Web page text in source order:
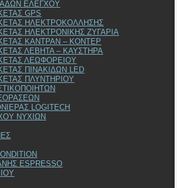
ΕΛΕΓΧΟΥ
GPS
ΗΛΕΚΤΡΟΚΟΛΛΗΣΗΣ
ΗΛΕΚΤΡΟΝΙΚΗΣ ΖΥΓΑΡΙΑ
ΚΑΝΤΡΑΝ – ΚΟΝΤΕΡ
ΛΕΒΗΤΑ – ΚΑΥΣΤΗΡΑ
ΛΕΩΦΟΡΕΙΟΥ
ΠΙΝΑΚΙΔΩΝ LED
ΠΛΥΝΤΗΡΙΟΥ
LOGITECH
ΝΥΧΙΩΝ
ESPRESSO